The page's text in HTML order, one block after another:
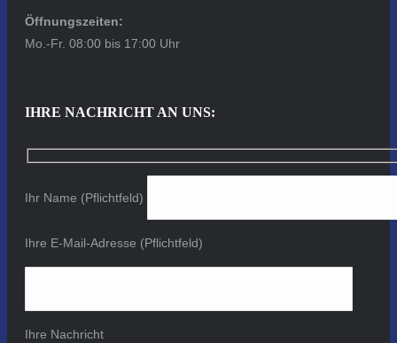
Öffnungszeiten:
Mo.-Fr. 08:00 bis 17:00 Uhr
IHRE NACHRICHT AN UNS:
Ihr Name (Pflichtfeld)
Ihre E-Mail-Adresse (Pflichtfeld)
Ihre Nachricht